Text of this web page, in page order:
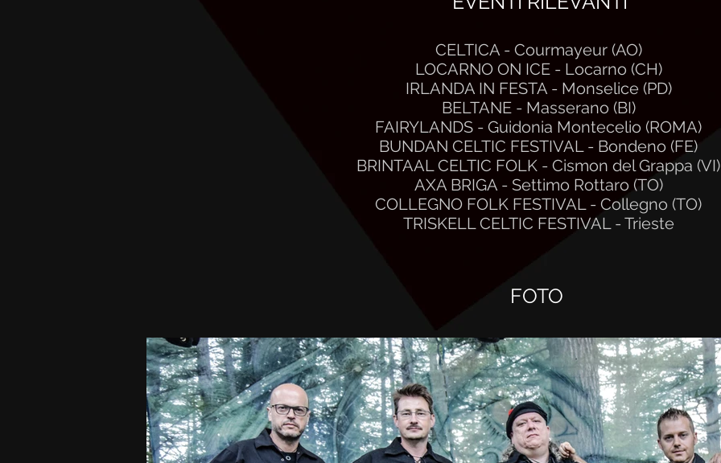
CELTICA - Courmayeur (AO)
LOCARNO ON ICE - Locarno (CH)
IRLANDA IN FESTA - Monselice (PD)
BELTANE - Masserano (BI)
FAIRYLANDS - Guidonia Montecelio (ROMA)
BUNDAN CELTIC FESTIVAL - Bondeno (FE)
BRINTAAL CELTIC FOLK - Cismon del Grappa (VI)
AXA BRIGA - Settimo Rottaro (TO)
COLLEGNO FOLK FESTIVAL - Collegno (TO)
TRISKELL CELTIC FESTIVAL - Trieste
FOTO